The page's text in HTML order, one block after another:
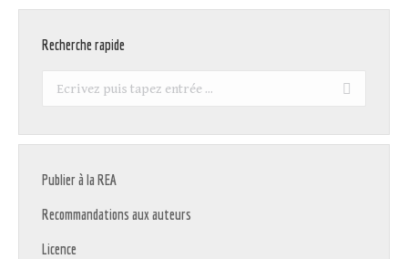
Recherche rapide
Recherche
Publier à la REA
Recommandations aux auteurs
Licence